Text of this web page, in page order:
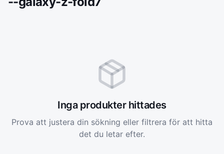
Inga produkter hittades
Prova att justera din sökning eller filtrera för att hitta
det du letar efter.